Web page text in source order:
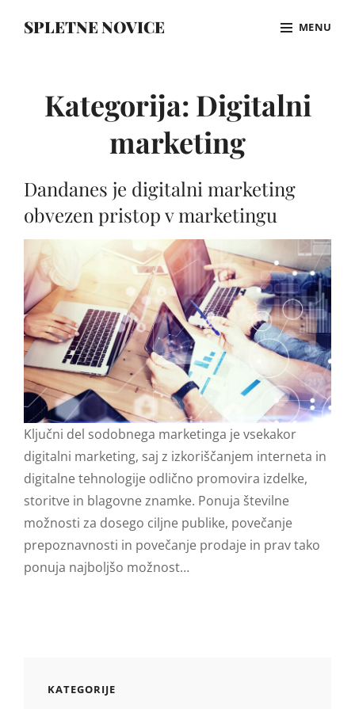
SPLETNE NOVICE MENU
Kategorija: Digitalni
marketing
Dandanes je digitalni marketing
obvezen pristop v marketingu
Ključni del sodobnega marketinga je vsekakor
digitalni marketing, saj z izkoriščanjem interneta in
digitalne tehnologije odlično promovira izdelke,
storitve in blagovne znamke. Ponuja številne
možnosti za dosego ciljne publike, povečanje
prepoznavnosti in povečanje prodaje in prav tako
ponuja najboljšo možnost…
KATEGORIJE